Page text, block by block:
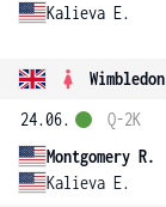
Kalieva E.
Wimbledon
24.06.
Montgomery R.
Kalieva E.
Q-2K